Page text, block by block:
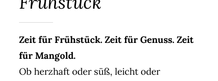
Zeit für Frühstück. Zeit für Genuss. Zeit
für Mangold.
Ob herzhaft oder süß, leicht oder